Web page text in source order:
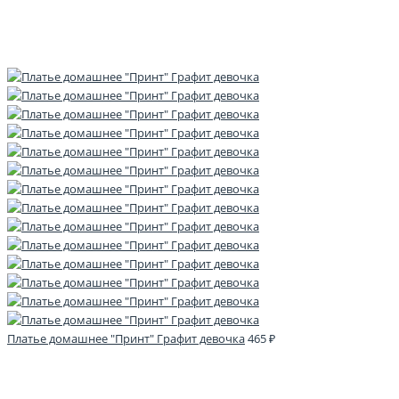
Платье домашнее "Принт" Графит девочка465 ₽